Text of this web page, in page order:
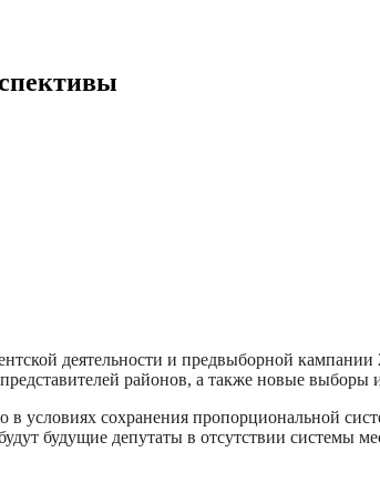
деятельности и предвыборной
районов, а также новые
условиях сохранения пропорциональной
будущие депутаты в отсутствии системы